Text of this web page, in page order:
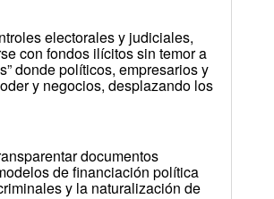
electorales y judiciales,
con fondos ilícitos sin temor a
donde políticos, empresarios y
y negocios, desplazando los
documentos
de financiación política
y la naturalización de